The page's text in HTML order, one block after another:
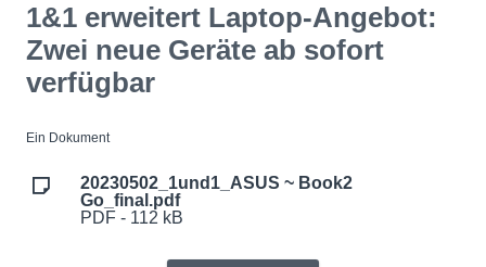
1&1 erweitert Laptop-Angebot:
Zwei neue Geräte ab sofort
verfügbar
Ein Dokument
20230502_1und1_ASUS ~ Book2
Go_final.pdf
PDF - 112 kB